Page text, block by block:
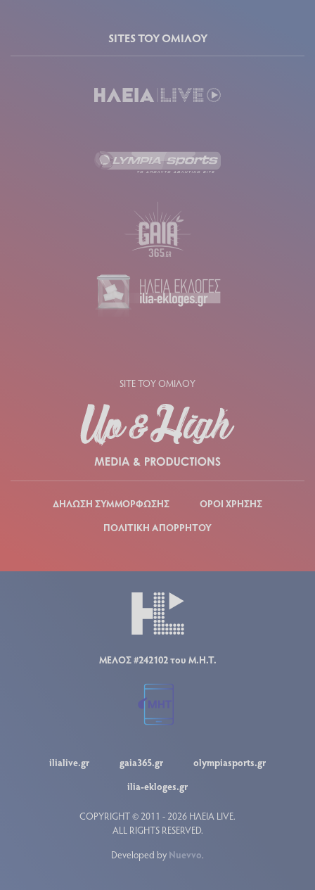
SITES ΤΟΥ ΟΜΙΛΟΥ
SITE ΤΟΥ ΟΜΙΛΟΥ
ΔΗΛΩΣΗ ΣΥΜΜΟΡΦΩΣΗΣ
ΟΡΟΙ ΧΡΗΣΗΣ
ΠΟΛΙΤΙΚΗ ΑΠΟΡΡΗΤΟΥ
ΜΕΛΟΣ #242102 του Μ.Η.Τ.
ilialive.gr gaia365.gr
olympiasports.gr
ilia-ekloges.gr
COPYRIGHT © 2011 - 2026 ΗΛΕΙΑ LIVE.
ALL RIGHTS RESERVED.
Developed by Nuevvo.